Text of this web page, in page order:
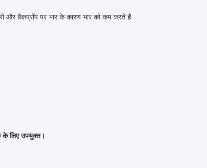
और बैकप्रॉप पर भार के कारण भार को कम करते हैं
के लिए उपयुक्त।